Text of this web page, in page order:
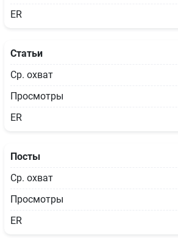
ER
Статьи
Ср. охват
Просмотры
ER
Посты
Ср. охват
Просмотры
ER